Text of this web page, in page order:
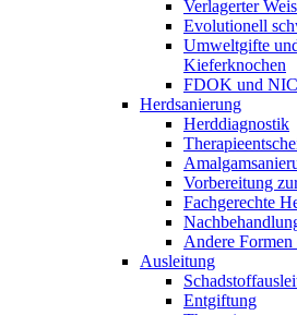
Verlagerter
Evolutionell
Umweltgifte
Kieferknochen
FDOK und
Herdsanierung
Herddiagnostik
Vorbereitung
Fach­gerechte
Andere
Ausleitung
Entgiftung